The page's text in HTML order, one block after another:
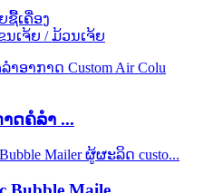
ຊື້ເຄື່ອງ
ນເຈ້ຍ / ມ້ວນເຈ້ຍ
ດຄໍລໍາ ...